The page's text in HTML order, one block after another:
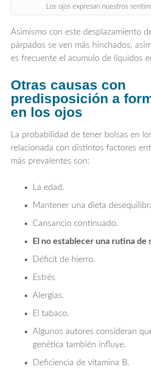
Los ojos expresan nuestros
Asimismo con este desplazamiento
párpados se ven más hinchados,
es frecuente el acumulo de líquidos
Otras causas con
predisposición a
en los ojos
La probabilidad de tener bolsas en
relacionada con distintos factores
más prevalentes son:
La edad.
Mantener una dieta
Cansancio continuado.
El no establecer una rutina de
Déficit de hierro.
Estrés
Alergias.
El tabaco.
Algunos autores consideran
genética también influye.
Deficiencia de vitamina B.